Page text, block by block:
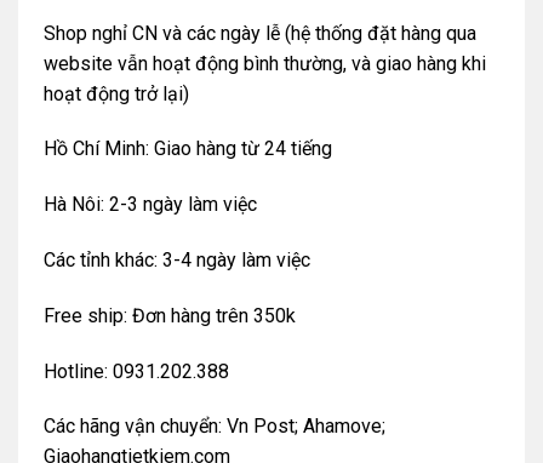
Shop nghỉ CN và các ngày lễ (hệ thống đặt hàng qua
website vẫn hoạt động bình thường, và giao hàng khi
hoạt động trở lại)
Hồ Chí Minh: Giao hàng từ 24 tiếng
Hà Nôi: 2-3 ngày làm việc
Các tỉnh khác: 3-4 ngày làm việc
Free ship: Đơn hàng trên 350k
Hotline: 0931.202.388
Các hãng vận chuyển: Vn Post; Ahamove;
Giaohangtietkiem.com